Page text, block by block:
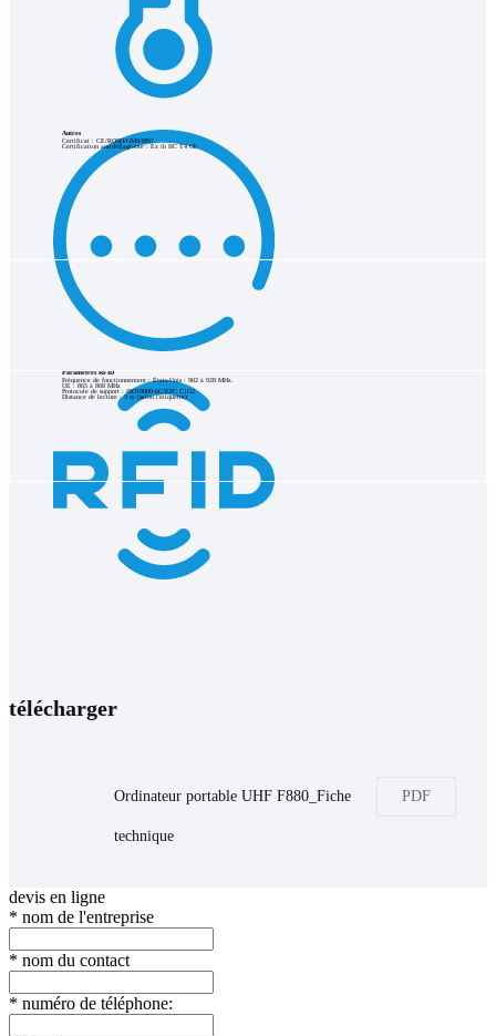
Autres
Certificat : CE/ROSH/GMS/IP67
Certification antidéflagrante : Ex ib IIC T4 Gb
Paramètres RFID
Fréquence de fonctionnement : États-Unis : 902 à 928 MHz.
UE : 865 à 868 MHz
Protocole de support : ISO18000-6C/EPC C1G2
Distance de lecture : 3 m (selon l'étiquette)
télécharger
Ordinateur portable UHF F880_Fiche
technique
PDF
devis en ligne
* nom de l'entreprise
* nom du contact
* numéro de téléphone: